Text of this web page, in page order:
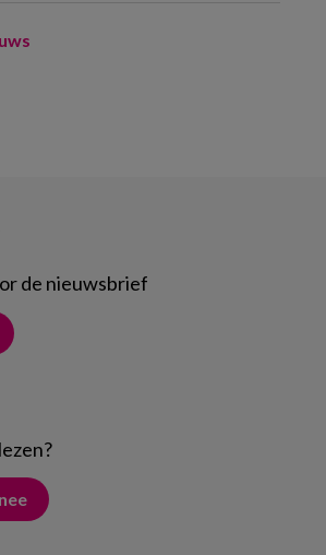
de nieuwsbrief
?